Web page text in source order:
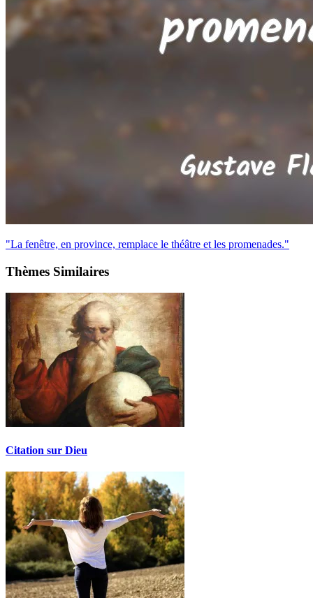
"La fenêtre, en province, remplace le théâtre et les promenades."
Thèmes Similaires
Citation sur Dieu